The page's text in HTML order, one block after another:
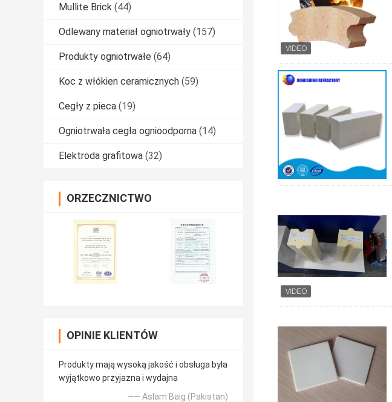
Mullite Brick (44)
Odlewany materiał ogniotrwały (157)
Produkty ogniotrwałe (64)
Koc z włókien ceramicznych (59)
Cegły z pieca (19)
Ogniotrwała cegła ognioodporna (14)
Elektroda grafitowa (32)
ORZECZNICTWO
OPINIE KLIENTÓW
Produkty mają wysoką jakość i obsługa była
wyjątkowo przyjazna i wydajna
—— Aslam Baig (Pakistan)